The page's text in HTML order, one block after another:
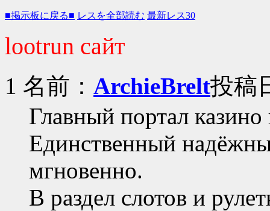
■掲示板に戻る■ レスを全部読む 最新レス30
lootrun сайт
1 名前： ArchieBrelt投稿
Главный портал
Единственный
мгновенно.
В раздел слотов и